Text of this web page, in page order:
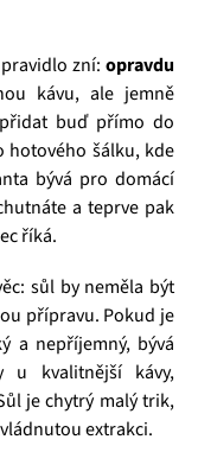
zní: opravdu
kávu, ale jemně
buď přímo do
hotového šálku, kde
bývá pro domácí
a teprve pak
říká.
sůl by neměla být
přípravu. Pokud je
a nepříjemný, bývá
u kvalitnější kávy,
je chytrý malý trik,
extrakci.